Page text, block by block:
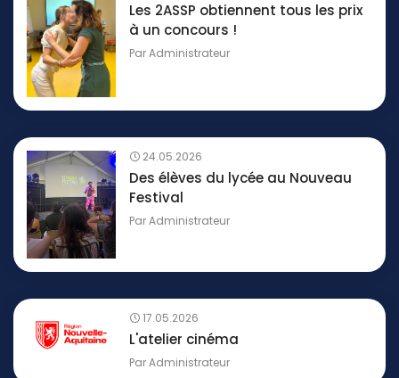
Les 2ASSP obtiennent tous les prix
à un concours !
ParAdministrateur
24.05.2026
Des élèves du lycée au Nouveau
Festival
ParAdministrateur
17.05.2026
L'atelier cinéma
ParAdministrateur